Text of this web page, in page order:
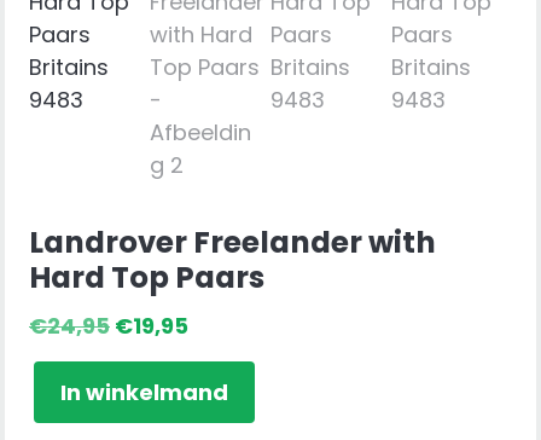
Landrover Freelander with
Hard Top Paars
€24,95 Oorspronkelijke
prijs
was:
€24,95.
€19,95Huidige
prijs
is:
€19,95.
Landrover
Freelander
In winkelmand